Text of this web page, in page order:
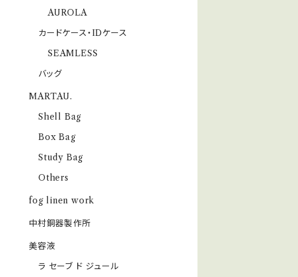
AUROLA
カードケース・IDケース
SEAMLESS
バッグ
MARTAU.
Shell Bag
Box Bag
Study Bag
Others
fog linen work
中村銅器製作所
美容液
ラ セーブ ド ジュール